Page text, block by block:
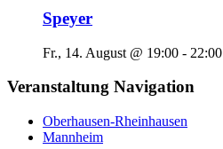
Speyer
Fr., 14. August @ 19:00 - 22:00
Veranstaltung Navigation
Oberhausen-Rheinhausen
Mannheim